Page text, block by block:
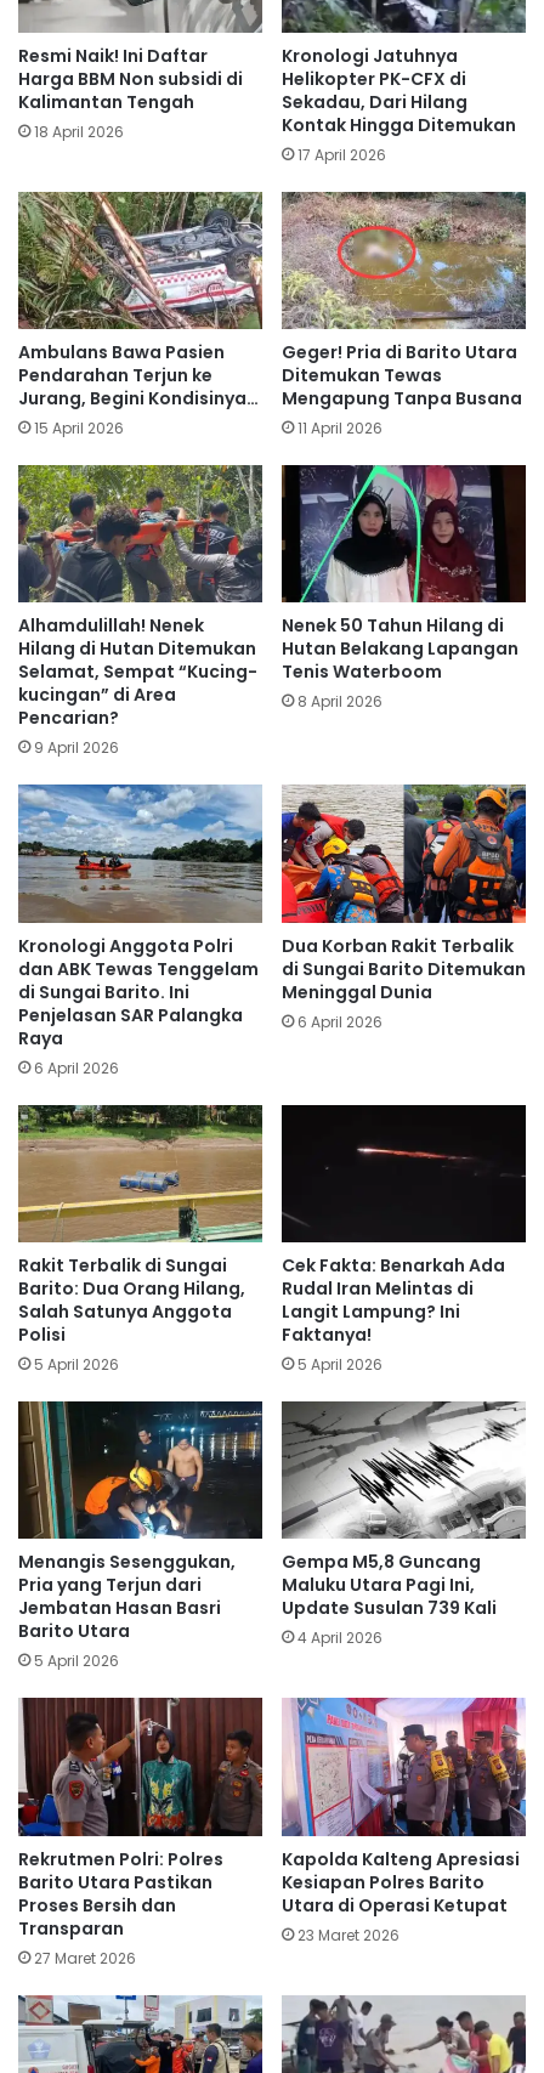
Resmi Naik! Ini Daftar
Harga BBM Non subsidi di
Kalimantan Tengah
18 April 2026
Kronologi Jatuhnya
Helikopter PK-CFX di
Sekadau, Dari Hilang
Kontak Hingga Ditemukan
17 April 2026
Ambulans Bawa Pasien
Pendarahan Terjun ke
Jurang, Begini Kondisinya…
15 April 2026
Geger! Pria di Barito Utara
Ditemukan Tewas
Mengapung Tanpa Busana
11 April 2026
Alhamdulillah! Nenek
Hilang di Hutan Ditemukan
Selamat, Sempat “Kucing-
kucingan” di Area
Pencarian?
9 April 2026
Nenek 50 Tahun Hilang di
Hutan Belakang Lapangan
Tenis Waterboom
8 April 2026
‎‎Kronologi Anggota Polri
dan ABK Tewas Tenggelam
di Sungai Barito. Ini
Penjelasan SAR Palangka
Raya
6 April 2026
Dua Korban Rakit Terbalik
di Sungai Barito Ditemukan
Meninggal Dunia
6 April 2026
Rakit Terbalik di Sungai
Barito: Dua Orang Hilang,
Salah Satunya Anggota
Polisi
5 April 2026
Cek Fakta: Benarkah Ada
Rudal Iran Melintas di
Langit Lampung? Ini
Faktanya!
5 April 2026
Menangis Sesenggukan,
Pria yang Terjun dari
Jembatan Hasan Basri
Barito Utara
5 April 2026
Gempa M5,8 Guncang
Maluku Utara Pagi Ini,
Update Susulan 739 Kali
4 April 2026
Rekrutmen Polri: Polres
Barito Utara Pastikan
Proses Bersih dan
Transparan
27 Maret 2026
Kapolda Kalteng Apresiasi
Kesiapan Polres Barito
Utara di Operasi Ketupat
23 Maret 2026